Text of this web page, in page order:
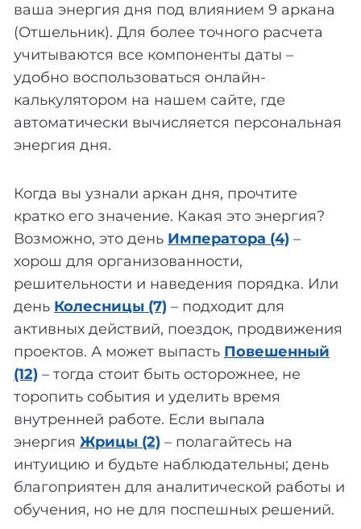
ваша энергия дня под влиянием 9 аркана
(Отшельник). Для более точного расчета
учитываются все компоненты даты –
удобно воспользоваться онлайн-
калькулятором на нашем сайте, где
автоматически вычисляется персональная
энергия дня.
Когда вы узнали аркан дня, прочтите
кратко его значение. Какая это энергия?
Возможно, это день Императора (4) –
хорош для организованности,
решительности и наведения порядка. Или
день Колесницы (7) – подходит для
активных действий, поездок, продвижения
проектов. А может выпасть Повешенный
(12) – тогда стоит быть осторожнее, не
торопить события и уделить время
внутренней работе. Если выпала
энергия Жрицы (2) – полагайтесь на
интуицию и будьте наблюдательны; день
благоприятен для аналитической работы и
обучения, но не для поспешных решений.